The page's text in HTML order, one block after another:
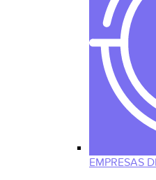
EMPRESAS